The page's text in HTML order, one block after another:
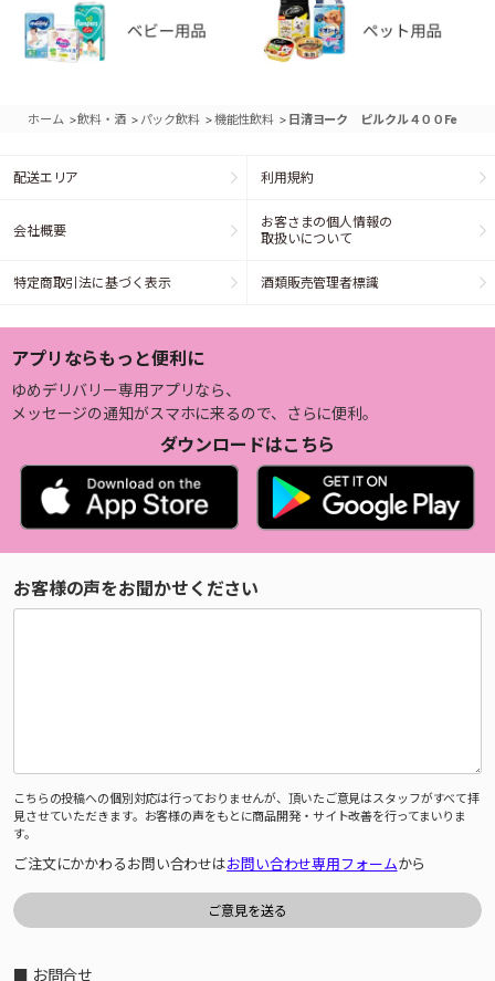
ホーム >飲料・酒 > パック飲料 >機能性飲料 > 日清ヨーク ピルクル４００Fe
配送エリア 利用規約
会社概要
お客さまの個人情報の
取扱いについて
特定商取引法に基づく表示 酒類販売管理者標識
アプリならもっと便利に
ゆめデリバリー専用アプリなら、
メッセージの通知がスマホに来るので、さらに便利。
ダウンロードはこちら
お客様の声をお聞かせください
こちらの投稿への個別対応は行っておりませんが、頂いたご意見はスタッフがすべて拝
見させていただきます。お客様の声をもとに商品開発・サイト改善を行ってまいりま
す。
ご注文にかかわるお問い合わせはお問い合わせ専用フォームから
■ お問合せ